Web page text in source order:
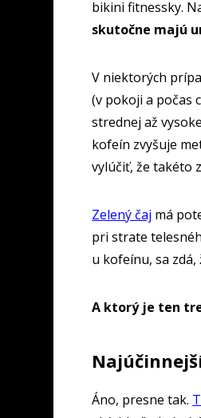
bikini fitnessky.
skutočne majú
V niektorých
(v pokoji a počas
strednej až
kofeín zvyšuje
vylúčiť, že takéto
Zelený čaj má
pri strate
u kofeínu, sa zdá,
A ktorý je ten
Áno, presne tak.